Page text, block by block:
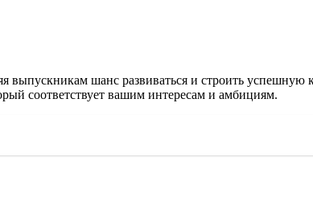
выпускникам шанс развиваться и строить успешную
соответствует вашим интересам и амбициям.